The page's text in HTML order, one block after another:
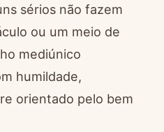
sérios não fazem
ou um meio de
mediúnico
humildade,
orientado pelo bem